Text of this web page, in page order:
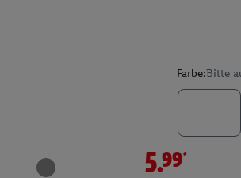
Farbe:Bitte
5.99*